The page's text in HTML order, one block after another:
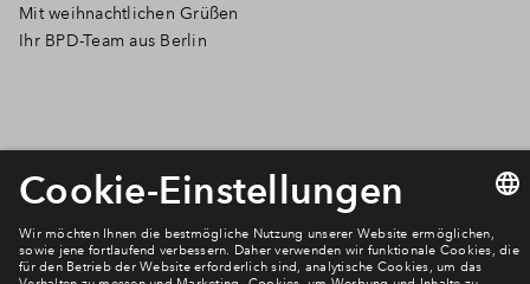
Mit weihnachtlichen Grüßen
Ihr BPD-Team aus Berlin
Newsletter Anmeldung
Verpassen Sie zu diesem Wohnprojekt keine Neuigkeiten
mehr! Wir halten Sie auf dem Laufenden – mit unserem